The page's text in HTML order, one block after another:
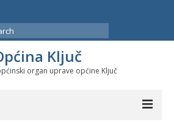
Ključ
organ uprave općine Ključ